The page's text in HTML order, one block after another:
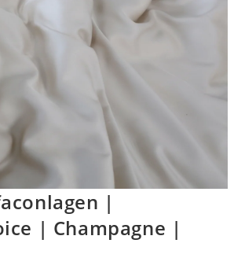
|
| Champagne |